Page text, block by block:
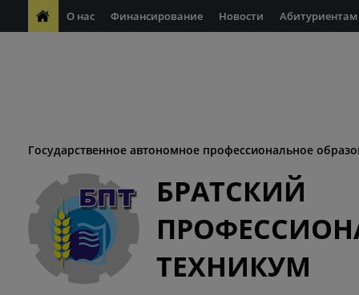
О нас Финансирование Новости Абитуриентам
Государственное автономное профессиональное
БРАТСКИЙ
ТЕХНИКУМ